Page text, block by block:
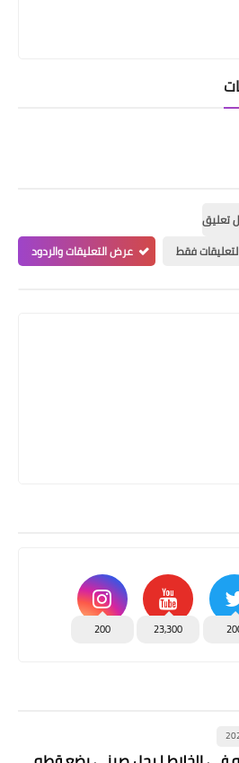
تعليق
فقط
عرض التعليقات والردود
23,300
200